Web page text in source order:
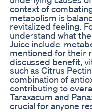
context of
metabolism is
revitalized feeling.
understand what
Juice include:
mentioned for their
discussed benefit,
such as Citrus
combination of
contributing to
Taraxacum and
crucial for anyone